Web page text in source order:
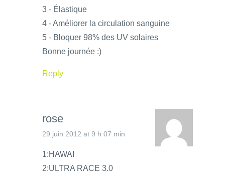
3 - Élastique
4 - Améliorer la circulation sanguine
5 - Bloquer 98% des UV solaires
Bonne journée :)
Reply
rose
29 juin 2012 at 9 h 07 min
1:HAWAI
2:ULTRA RACE 3.0